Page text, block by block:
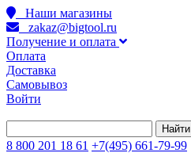
Наши магазины
zakaz@bigtool.ru
Получение и оплата
Оплата
Доставка
Самовывоз
Войти
8 800 201 18 61 +7(495) 661-79-99